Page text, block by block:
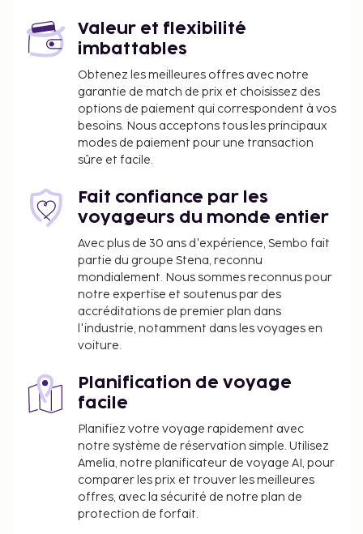
Rivière Mae Ping - 26,9 km
Aéroport principal le plus pratique pour rejoindre
Rai Doi Chang Moncham : Aéroport international de
Chiang Mai (CNX) - 52,2 km
La réception n'est pas ouverte en continu. Un
parking gratuit est disponible dans l'enceinte de
l'hébergement. Cet hôtel existe depuis 2023.
animaux d'assistance, ne sont pas acceptés
dans cet hébergement.
Valeur et flexibilité
imbattables
Obtenez les meilleures offres avec notre
garantie de match de prix et choisissez des
options de paiement qui correspondent à vos
besoins. Nous acceptons tous les principaux
modes de paiement pour une transaction
sûre et facile.
Fait confiance par les
voyageurs du monde entier
Avec plus de 30 ans d'expérience, Sembo fait
partie du groupe Stena, reconnu
mondialement. Nous sommes reconnus pour
notre expertise et soutenus par des
accréditations de premier plan dans
l'industrie, notamment dans les voyages en
voiture.
Planification de voyage
facile
Planifiez votre voyage rapidement avec
notre système de réservation simple. Utilisez
Amelia, notre planificateur de voyage AI, pour
comparer les prix et trouver les meilleures
offres, avec la sécurité de notre plan de
protection de forfait.